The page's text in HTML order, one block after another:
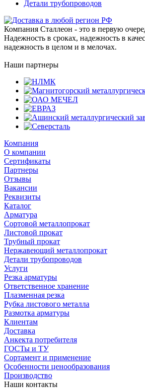
Детали трубопроводов
Компания Сталлеон - это в первую
Надежность в сроках, надежность в
надежность в целом и в мелочах.
Наши партнеры
Компания
О компании
Сертификаты
Партнеры
Отзывы
Вакансии
Реквизиты
Каталог
Арматура
Сортовой металлопрокат
Листовой прокат
Трубный прокат
Нержавеющий металлопрокат
Детали трубопроводов
Услуги
Резка арматуры
Ответственное хранение
Плазменная резка
Рубка листового металла
Размотка арматуры
Клиентам
Доставка
Анкекта потребителя
ГОСТы и ТУ
Сортамент и применение
Особенности ценообразования
Производство
Наши контакты